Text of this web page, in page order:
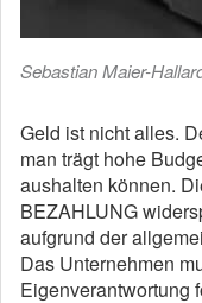
Sebastian Maier-
Geld ist nicht alles.
man trägt hohe
aushalten können.
BEZAHLUNG
aufgrund der
Das Unternehmen
Eigenverantwortung